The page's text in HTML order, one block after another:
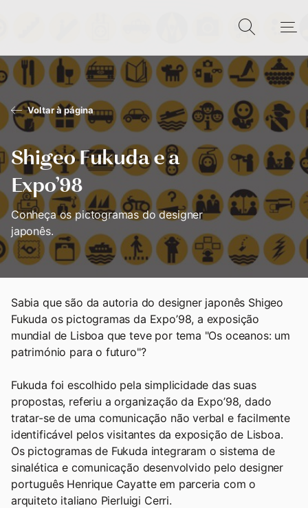
Voltar à página
Shigeo Fukuda e a
Expo’98
Conheça os pictogramas do designer
japonês.
Sabia que são da autoria do designer japonês Shigeo
Fukuda os pictogramas da Expo’98, a exposição
mundial de Lisboa que teve por tema "Os oceanos: um
património para o futuro"?
Fukuda foi escolhido pela simplicidade das suas
propostas, referiu a organização da Expo’98, dado
tratar-se de uma comunicação não verbal e facilmente
identificável pelos visitantes da exposição de Lisboa.
Os pictogramas de Fukuda integraram o sistema de
sinalética e comunicação desenvolvido pelo designer
português Henrique Cayatte em parceria com o
arquiteto italiano Pierluigi Cerri.